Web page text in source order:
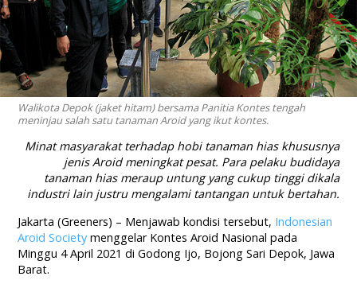
Walikota Depok (jaket hitam) bersama Panitia Kontes tengah
meninjau salah satu tanaman Aroid yang ikut kontes.
Minat masyarakat terhadap hobi tanaman hias khususnya
jenis Aroid meningkat pesat. Para pelaku budidaya
tanaman hias meraup untung yang cukup tinggi dikala
industri lain justru mengalami tantangan untuk bertahan.
Jakarta (Greeners) – Menjawab kondisi tersebut, Indonesian
Aroid Society menggelar Kontes Aroid Nasional pada
Minggu 4 April 2021 di Godong Ijo, Bojong Sari Depok, Jawa
Barat.